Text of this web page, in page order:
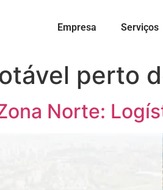
Empresa Serviços
perto
Norte: